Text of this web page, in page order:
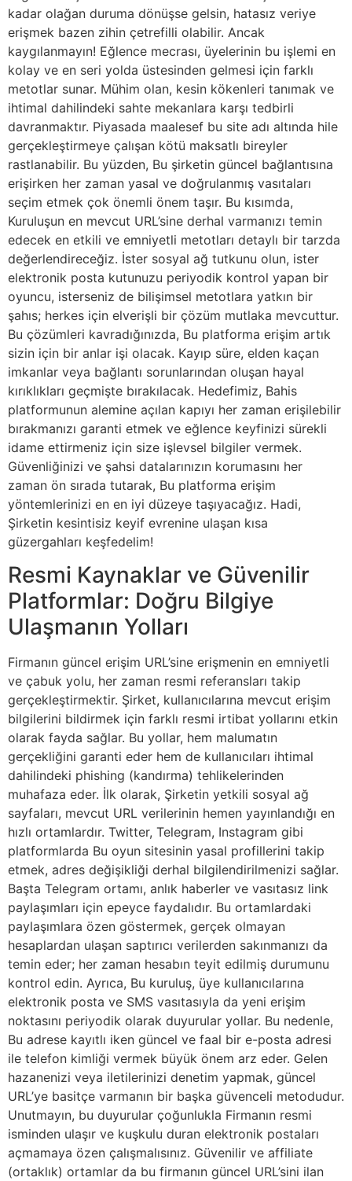
kadar olağan duruma dönüşse gelsin, hatasız veriye
erişmek bazen zihin çetrefilli olabilir. Ancak
kaygılanmayın! Eğlence mecrası, üyelerinin bu işlemi en
kolay ve en seri yolda üstesinden gelmesi için farklı
metotlar sunar. Mühim olan, kesin kökenleri tanımak ve
ihtimal dahilindeki sahte mekanlara karşı tedbirli
davranmaktır. Piyasada maalesef bu site adı altında hile
gerçekleştirmeye çalışan kötü maksatlı bireyler
rastlanabilir. Bu yüzden, Bu şirketin güncel bağlantısına
erişirken her zaman yasal ve doğrulanmış vasıtaları
seçim etmek çok önemli önem taşır. Bu kısımda,
Kuruluşun en mevcut URL’sine derhal varmanızı temin
edecek en etkili ve emniyetli metotları detaylı bir tarzda
değerlendireceğiz. İster sosyal ağ tutkunu olun, ister
elektronik posta kutunuzu periyodik kontrol yapan bir
oyuncu, isterseniz de bilişimsel metotlara yatkın bir
şahıs; herkes için elverişli bir çözüm mutlaka mevcuttur.
Bu çözümleri kavradığınızda, Bu platforma erişim artık
sizin için bir anlar işi olacak. Kayıp süre, elden kaçan
imkanlar veya bağlantı sorunlarından oluşan hayal
kırıklıkları geçmişte bırakılacak. Hedefimiz, Bahis
platformunun alemine açılan kapıyı her zaman erişilebilir
bırakmanızı garanti etmek ve eğlence keyfinizi sürekli
idame ettirmeniz için size işlevsel bilgiler vermek.
Güvenliğinizi ve şahsi datalarınızın korumasını her
zaman ön sırada tutarak, Bu platforma erişim
yöntemlerinizi en en iyi düzeye taşıyacağız. Hadi,
Şirketin kesintisiz keyif evrenine ulaşan kısa
güzergahları keşfedelim!
Resmi Kaynaklar ve Güvenilir
Platformlar: Doğru Bilgiye
Ulaşmanın Yolları
Firmanın güncel erişim URL’sine erişmenin en emniyetli
ve çabuk yolu, her zaman resmi referansları takip
gerçekleştirmektir. Şirket, kullanıcılarına mevcut erişim
bilgilerini bildirmek için farklı resmi irtibat yollarını etkin
olarak fayda sağlar. Bu yollar, hem malumatın
gerçekliğini garanti eder hem de kullanıcıları ihtimal
dahilindeki phishing (kandırma) tehlikelerinden
muhafaza eder. İlk olarak, Şirketin yetkili sosyal ağ
sayfaları, mevcut URL verilerinin hemen yayınlandığı en
hızlı ortamlardır. Twitter, Telegram, Instagram gibi
platformlarda Bu oyun sitesinin yasal profillerini takip
etmek, adres değişikliği derhal bilgilendirilmenizi sağlar.
Başta Telegram ortamı, anlık haberler ve vasıtasız link
paylaşımları için epeyce faydalıdır. Bu ortamlardaki
paylaşımlara özen göstermek, gerçek olmayan
hesaplardan ulaşan saptırıcı verilerden sakınmanızı da
temin eder; her zaman hesabın teyit edilmiş durumunu
kontrol edin. Ayrıca, Bu kuruluş, üye kullanıcılarına
elektronik posta ve SMS vasıtasıyla da yeni erişim
noktasını periyodik olarak duyurular yollar. Bu nedenle,
Bu adrese kayıtlı iken güncel ve faal bir e-posta adresi
ile telefon kimliği vermek büyük önem arz eder. Gelen
hazanenizi veya iletilerinizi denetim yapmak, güncel
URL’ye basitçe varmanın bir başka güvenceli metodudur.
Unutmayın, bu duyurular çoğunlukla Firmanın resmi
isminden ulaşır ve kuşkulu duran elektronik postaları
açmamaya özen çalışmalısınız. Güvenilir ve affiliate
(ortaklık) ortamlar da bu firmanın güncel URL’sini ilan